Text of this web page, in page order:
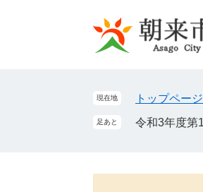
現在地 トップページ
足あと 令和3年度第